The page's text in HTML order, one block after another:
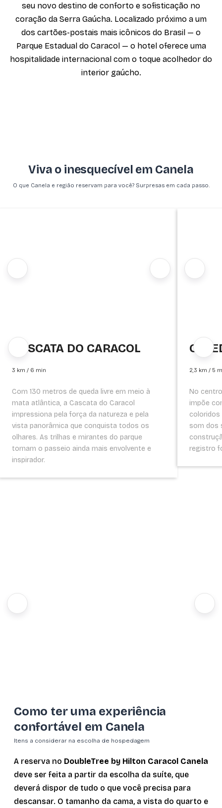
seu novo destino de conforto e sofisticação no
coração da Serra Gaúcha. Localizado próximo a um
dos cartões-postais mais icônicos do Brasil — o
Parque Estadual do Caracol — o hotel oferece uma
hospitalidade internacional com o toque acolhedor do
interior gaúcho.
Viva o inesquecível em Canela
O que Canela e região reservam para você? Surpresas em cada passo.
CASCATA DO CARACOL
3 km / 6 min
Com 130 metros de queda livre em meio à
mata atlântica, a Cascata do Caracol
impressiona pela força da natureza e pela
vista panorâmica que conquista todos os
olhares. As trilhas e mirantes do parque
tornam o passeio ainda mais envolvente e
inspirador.
2,3 km / 5
No
impõe
coloridos
som dos
registro
Como ter uma experiência
confortável em Canela
Itens a considerar na escolha de hospedagem
A reserva no DoubleTree by Hilton Caracol Canela
deve ser feita a partir da escolha da suíte, que
deverá dispor de tudo o que você precisa para
descansar. O tamanho da cama, a vista do quarto e